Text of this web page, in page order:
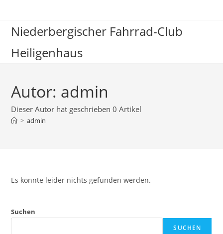
springen
Niederbergischer Fahrrad-Club
Heiligenhaus
Autor: admin
Dieser Autor hat geschrieben 0 Artikel
> admin
Es konnte leider nichts gefunden werden.
Suchen
SUCHEN